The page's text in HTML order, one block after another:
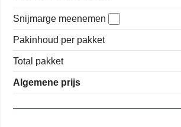
Snijmarge meenemen
Pakinhoud per pakket
Total pakket
Algemene prijs